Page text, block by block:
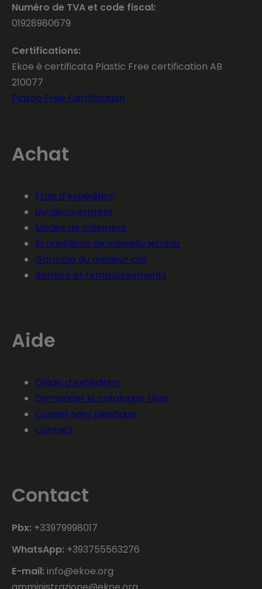
Numéro de TVA et code fiscal:
01928980679
Certifications:
Ekoe è certificata Plastic Free certification AB
210077
Plastic Free Certification
Achat
Frais d’expédition
Livraison express
Modes de paiement
Échantillons de vaisselle jetable
Garantie du meilleur prix
Retours et remboursements
Aide
Délais d’expédition
Demander le catalogue Ekoe
Conseil sans plastique
Contact
Contact
Pbx: +33979998017
WhatsApp: +393755563276
E-mail: info@ekoe.org